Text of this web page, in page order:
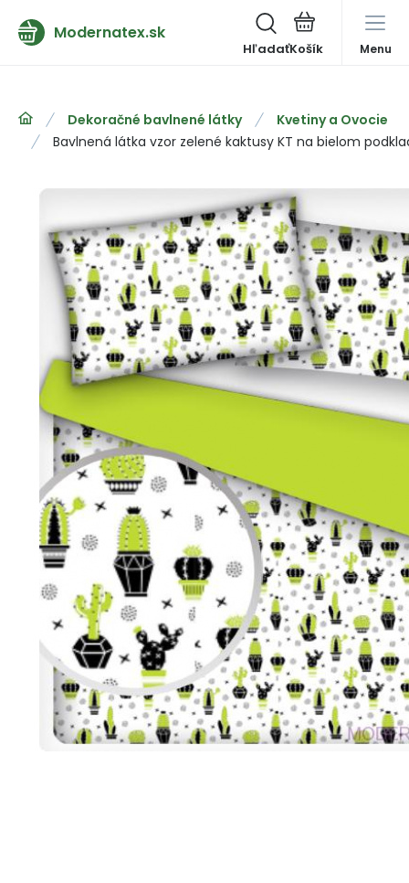
Modernatex.sk
Hľadať Menu
Dekoračné bavlnené látky
Kvetiny a Ovocie
Bavlnená látka vzor zelené kaktusy KT na bielom